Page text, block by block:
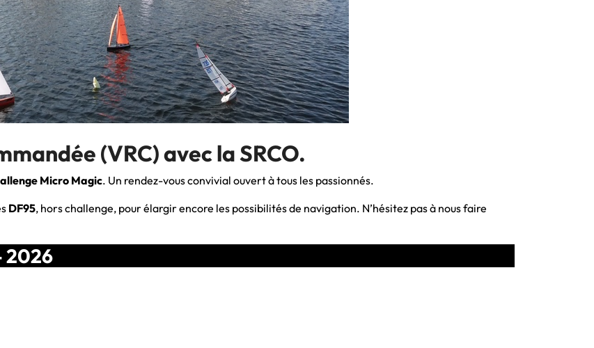
(VRC) avec la SRCO.
Micro Magic. Un rendez-vous convivial ouvert à tous les passionnés.
DF95, hors challenge, pour élargir encore les possibilités de navigation. N’hésitez pas à nous faire
2026